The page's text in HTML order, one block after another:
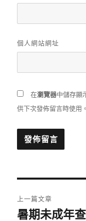
個人網站網址
在瀏覽器中儲存顯
供下次發佈留言時使用。
章
上一篇文章
上
暑期未成年